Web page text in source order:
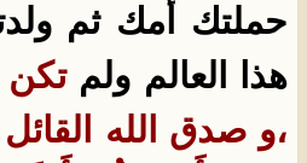
حملتك أمك ثم
هذا العالم ولم تكن
،و صدق الله